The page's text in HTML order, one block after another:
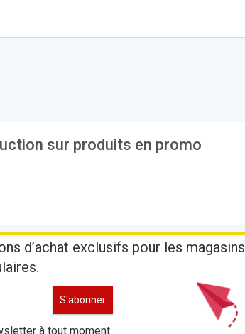
sur produits en promo
d’achat exclusifs pour les magasins
à tout moment.